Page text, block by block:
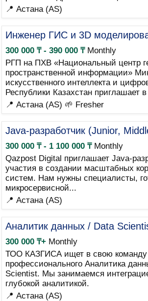
📍 Астана (AS)
Инженер ГИС и 3D
300 000 ₸ - 390 000 ₸Monthly
РГП на ПХВ «Национальный центр
пространственной информации»
искусственного интеллекта и
Республики Казахстан приглашает
📍 Астана (AS) 🌱 Fresher
Java-разработчик (Junior,
300 000 ₸ - 1 100 000 ₸Monthly
Qazpost Digital приглашает Java-
участия в создании масштабных
систем. Нам нужны специалисты,
микросервисной...
📍 Астана (AS)
Аналитик данных / Data
300 000 ₸+Monthly
ТОО КАЗГИСА ищет в свою команду
профессионального Аналитика
Scientist. Мы занимаемся
глубокой аналитикой.
📍 Астана (AS)